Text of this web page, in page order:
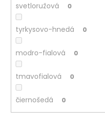
svetloružová 0
tyrkysovo-hnedá 0
modro-fialová 0
tmavofialová 0
čiernošedá 0